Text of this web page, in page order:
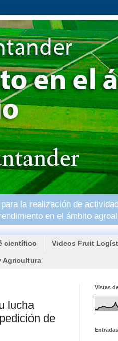
la realización de
en el ámbito
científico Videos Fruit
Agricultura
lucha
de
Vistas